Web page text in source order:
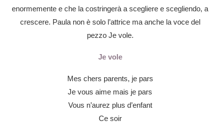
enormemente e che la costringerà a scegliere e scegliendo, a
crescere. Paula non è solo l’attrice ma anche la voce del
pezzo Je vole.
Je vole
Mes chers parents, je pars
Je vous aime mais je pars
Vous n’aurez plus d’enfant
Ce soir